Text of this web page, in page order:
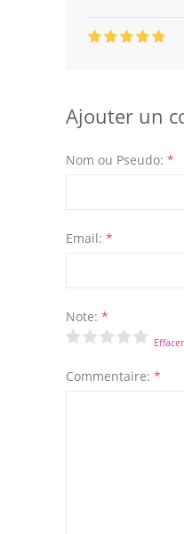
Ajouter un
Nom ou Pseudo: *
Email: *
Note: *
Effacer
Commentaire: *